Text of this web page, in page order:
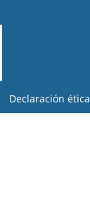
Declaración ética